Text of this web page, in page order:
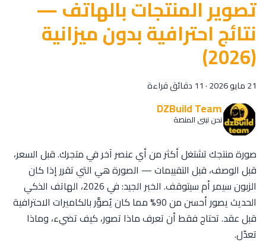
تصوير المنتجات بالهاتف —
نتائج احترافية بدون ميزانية
(2026)
21 مايو 2026 ·11 دقائق قراءة
DZBuild Team
نحن نبني المنصة
صورة منتجك تشتغل أكثر من أي عنصر آخر في متجرك. قبل السعر،
قبل الوصف، قبل التقييمات — الصورة هي التي تقرر إذا كان
الزبون سيمر أم سيتوقف. الخبر الجيد: في 2026، الهاتف الذكي
الحديث يصور أحسن من 90% مما كان يُصوَّر بالكاميرات الاحترافية
قبل عقد. تحتاج فقط أن تعرف ماذا تصور، كيف تضيء، وماذا
تعدّل.